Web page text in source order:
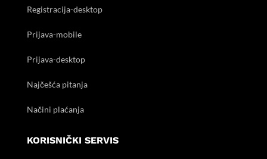
Registracija-desktop
Prijava-mobile
Prijava-desktop
Najčešća pitanja
Načini plaćanja
KORISNIČKI SERVIS